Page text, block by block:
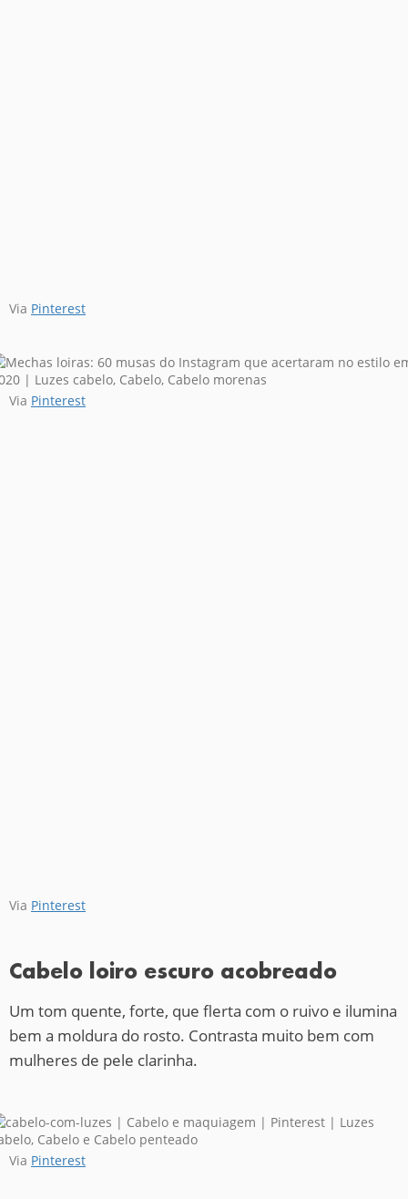
Via Pinterest
Via Pinterest
Via Pinterest
Cabelo loiro escuro acobreado
Um tom quente, forte, que flerta com o ruivo e ilumina
bem a moldura do rosto. Contrasta muito bem com
mulheres de pele clarinha.
Via Pinterest